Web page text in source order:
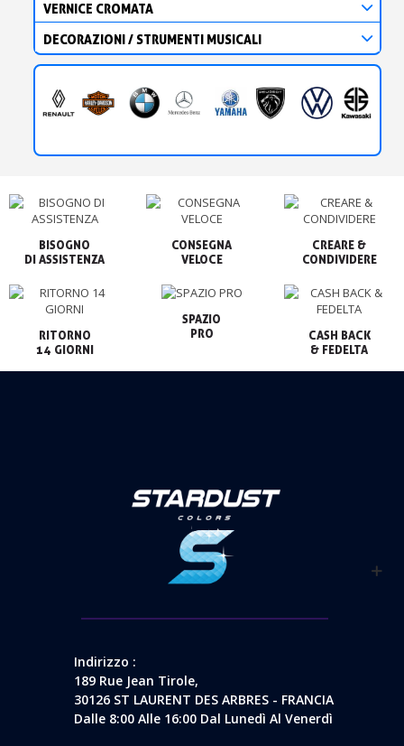
VERNICE CROMATA
DECORAZIONI / STRUMENTI MUSICALI
BISOGNO
CONSEGNA
VELOCE
CREARE &
CONDIVIDERE
RITORNO
14 GIORNI
SPAZIO
PRO
CASH BACK
& FEDELTA
Indirizzo :
189 Rue Jean Tirole,
30126 ST LAURENT DES ARBRES - FRANCIA
Dalle 8:00 Alle 16:00 Dal Lunedì Al Venerdì